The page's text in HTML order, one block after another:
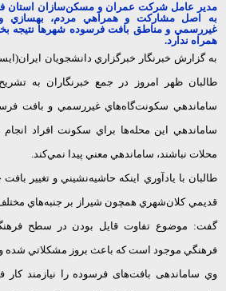
مدير عامل شركت عمران و مسكن‌سازان استان
به اصل مشاركت و همراهي مردم، بهسازي
غيررسمي و مناطق بافت‌ فرسوده شهرها نتيجه
همراه ندارد.
به گزارش خبرنگار خبرگزاري دانشجويان
طالبان ظهر امروز در جمع خبرنگاران به
ساماندهي سكونت‌گاه‌هاي غيررسمي و بافت
ساماندهي اين محله‌ها براي سكونت افراد
محلات نباشند، ساماندهي معني پيدا نمي‌كند.
طالبان با يادآوري اينكه حاشيه‌نشيني و تغيير
قديمي كلان‌شهري همچون شيراز بر جنبه‌هاي
گفت: موضوع تفاوت قايل بودن در سطح
فرهنگي موجود است كه باعث بروز مشكلاتي شده
وي ساماندهی بافت‌های فرسوده را نیازمند